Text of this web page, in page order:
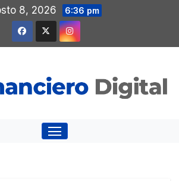
8, 2026 6:36 pm